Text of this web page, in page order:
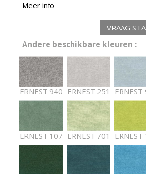
Meer info
VRAAG
Andere beschikbare kleuren :
ERNEST 940 ERNEST 251 ERNEST
ERNEST 107 ERNEST 701 ERNEST